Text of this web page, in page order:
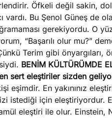
Öfkeli değil sakin,
vardı. Bu Şenol Güneş de
gerekiyordu. O
“Başarılı olur mu?”
Terim gibi önyargıları,
BENİM KÜLTÜRÜMDE
sert eleştiriler sizden
eşimdir. En yakınınız
istediği için eleştiriyordur.
eleştiri ile olur. Einstein,